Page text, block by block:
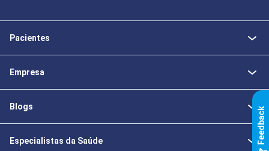
Pacientes
Empresa
Blogs
Especialistas da Saúde k